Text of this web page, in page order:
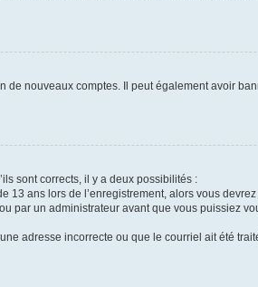
de nouveaux comptes. Il peut également avoir
sont corrects, il y a deux possibilités :
13 ans lors de l’enregistrement, alors vous
par un administrateur avant que vous puissiez
adresse incorrecte ou que le courriel ait été